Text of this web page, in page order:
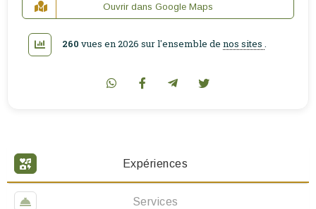
Expériences
Services
Ouvrir dans Google Maps
260 vues en 2026 sur l'ensemble de nos sites